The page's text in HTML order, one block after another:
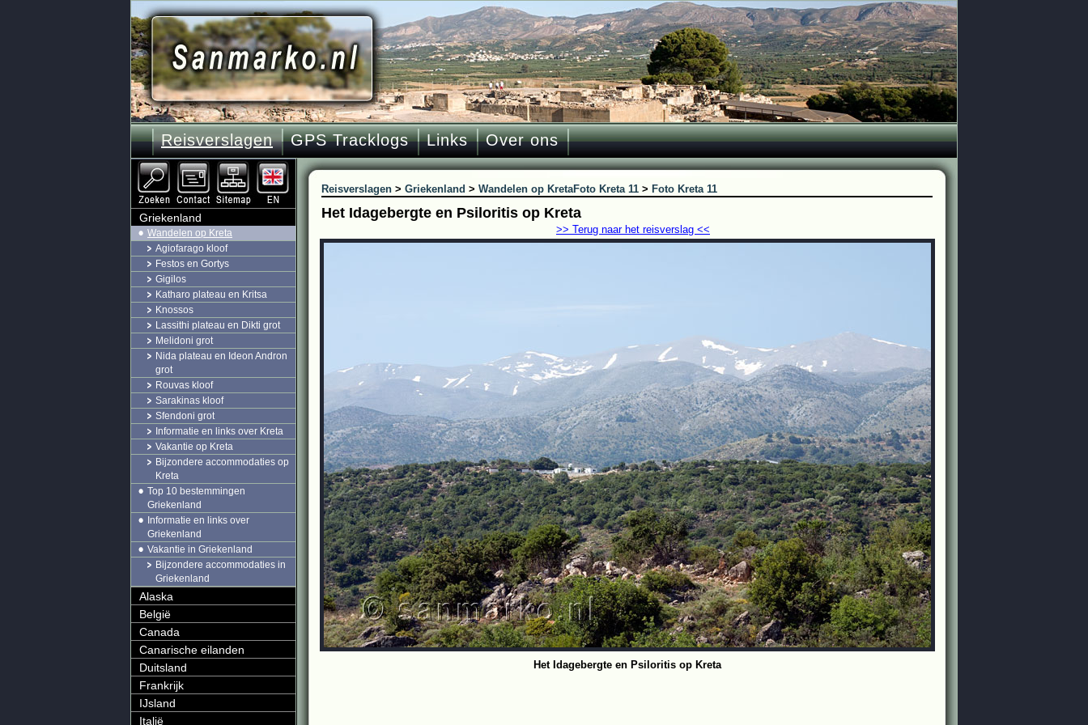
Reisverslagen GPS Tracklogs Links Over ons
Reisverslagen > Griekenland > Wandelen op KretaFoto Kreta 11 > Foto Kreta 11
Het Idagebergte en Psiloritis op Kreta
>> Terug naar het reisverslag <<
Het Idagebergte en Psiloritis op Kreta
Griekenland
Wandelen op Kreta
Agiofarago kloof
Festos en Gortys
Gigilos
Katharo plateau en Kritsa
Knossos
Lassithi plateau en Dikti grot
Melidoni grot
Nida plateau en Ideon Andron
grot
Rouvas kloof
Sarakinas kloof
Sfendoni grot
Informatie en links over Kreta
Vakantie op Kreta
Bijzondere accommodaties op
Kreta
Top 10 bestemmingen
Griekenland
Informatie en links over
Griekenland
Vakantie in Griekenland
Bijzondere accommodaties in
Griekenland
Alaska
België
Canada
Canarische eilanden
Duitsland
Frankrijk
IJsland
Italië